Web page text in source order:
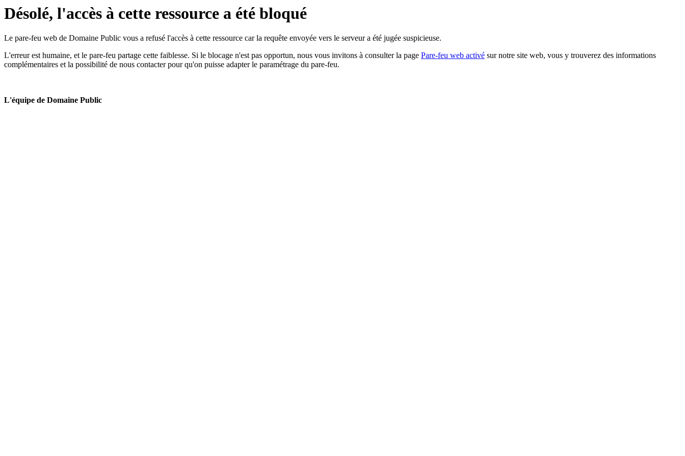
Désolé, l'accès à cette ressource a été bloqué
Le pare-feu web de Domaine Public vous a refusé l'accès à cette ressource car la requête envoyée vers le serveur a été jugée suspicieuse.
L'erreur est humaine, et le pare-feu partage cette faiblesse. Si le blocage n'est pas opportun, nous vous invitons à consulter la page Pare-feu web activé sur notre site web, vous y trouverez des informations
complémentaires et la possibilité de nous contacter pour qu'on puisse adapter le paramétrage du pare-feu.
L'équipe de Domaine Public